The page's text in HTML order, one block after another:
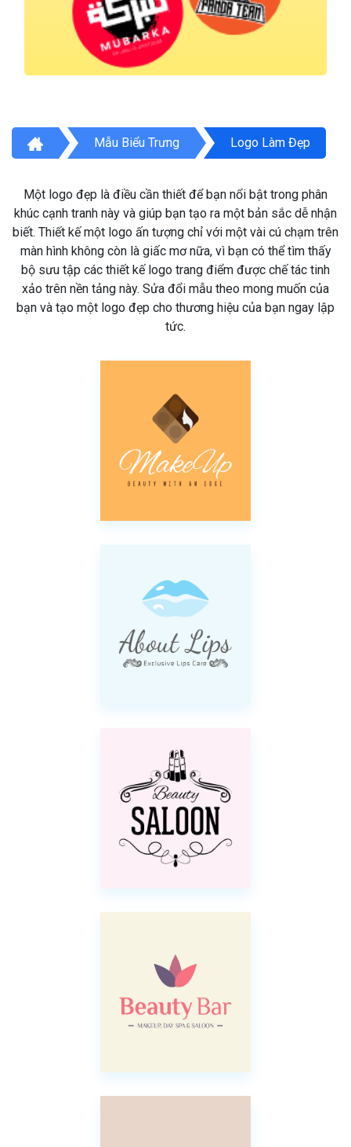
Mẫu Biểu Trưng Logo Làm Đẹp
Một logo đẹp là điều cần thiết để bạn nổi bật trong phân
khúc cạnh tranh này và giúp bạn tạo ra một bản sắc dễ nhận
biết. Thiết kế một logo ấn tượng chỉ với một vài cú chạm trên
màn hình không còn là giấc mơ nữa, vì bạn có thể tìm thấy
bộ sưu tập các thiết kế logo trang điểm được chế tác tinh
xảo trên nền tảng này. Sửa đổi mẫu theo mong muốn của
bạn và tạo một logo đẹp cho thương hiệu của bạn ngay lập
tức.